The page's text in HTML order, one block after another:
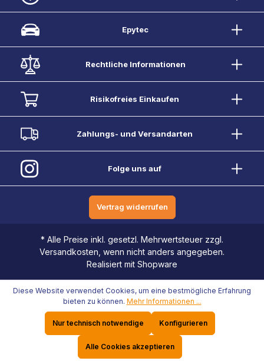
Epytec
Rechtliche Informationen
Risikofreies Einkaufen
Zahlungs- und Versandarten
Folge uns auf
Vertrag widerrufen
* Alle Preise inkl. gesetzl. Mehrwertsteuer zzgl.
Versandkosten, wenn nicht anders angegeben.
Realisiert mit Shopware
Diese Website verwendet Cookies, um eine bestmögliche Erfahrung
bieten zu können. Mehr Informationen ...
Nur technisch notwendige Konfigurieren
Alle Cookies akzeptieren